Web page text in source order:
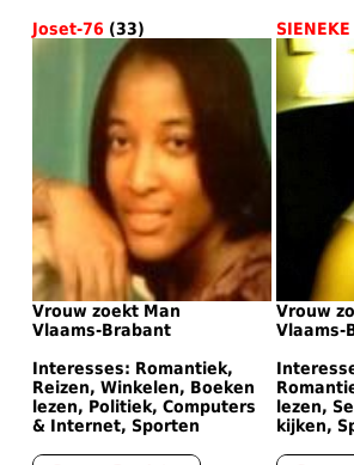
Joset-76 (33)
Vrouw zoekt Man
Vlaams-Brabant
Interesses: Romantiek,
Reizen, Winkelen, Boeken
lezen, Politiek, Computers
& Internet, Sporten
SIENEKE
Vrouw
Vlaams-
lezen,
kijken,